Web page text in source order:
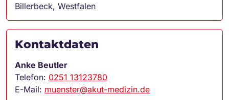
Billerbeck, Westfalen
Kontaktdaten
Anke Beutler
Telefon: 0251 13123780
E-Mail: muenster@akut-medizin.de